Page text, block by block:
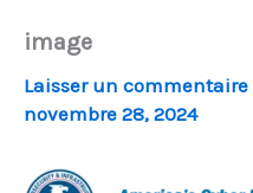
image
Laisser un commentaire
novembre 28, 2024